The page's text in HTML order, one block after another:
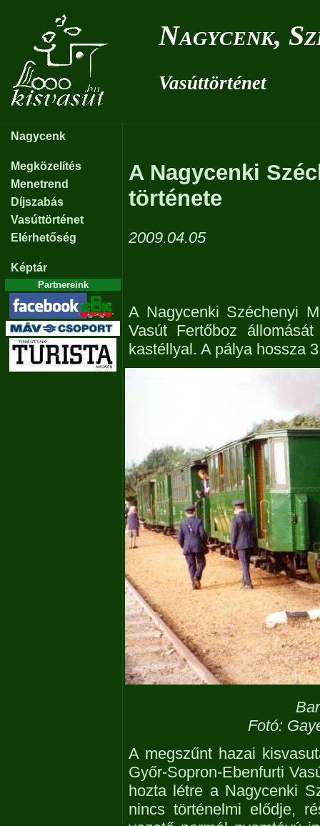
Nagycenk,
Vasúttörténet
Nagycenk
Megközelítés
Menetrend
Díjszabás
Vasúttörténet
Elérhetőség
Képtár
Partnereink
A Nagycenki
története
2009.04.05
A Nagycenki Széchenyi
Vasút Fertőboz
kastéllyal. A pálya hossza
Fotó:
A megszűnt hazai
Győr-Sopron-Ebenfurti
hozta létre a Nagycenki
nincs történelmi elődje,